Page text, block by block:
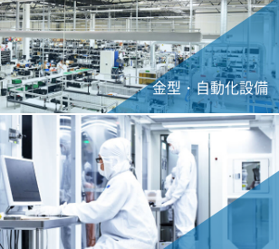
金型・自動化設備